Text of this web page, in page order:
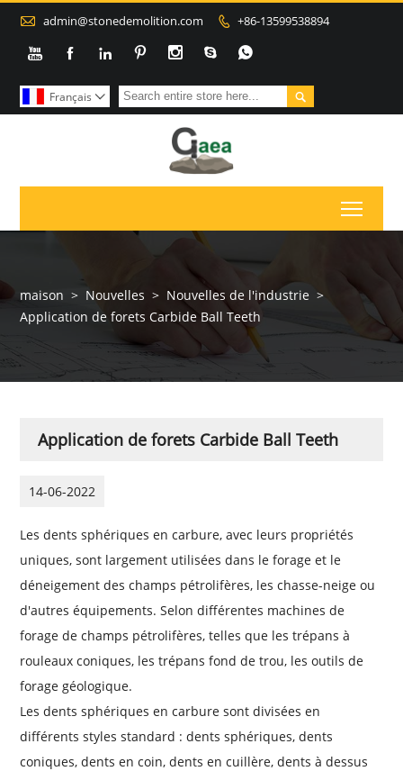
 admin@stonedemolition.com  +86-13599538894
      

Français 
maison > Nouvelles > Nouvelles de l'industrie >
Application de forets Carbide Ball Teeth
Application de forets Carbide Ball Teeth
14-06-2022
Les dents sphériques en carbure, avec leurs propriétés
uniques, sont largement utilisées dans le forage et le
déneigement des champs pétrolifères, les chasse-neige ou
d'autres équipements. Selon différentes machines de
forage de champs pétrolifères, telles que les trépans à
rouleaux coniques, les trépans fond de trou, les outils de
forage géologique.
Les dents sphériques en carbure sont divisées en
différents styles standard : dents sphériques, dents
coniques, dents en coin, dents en cuillère, dents à dessus